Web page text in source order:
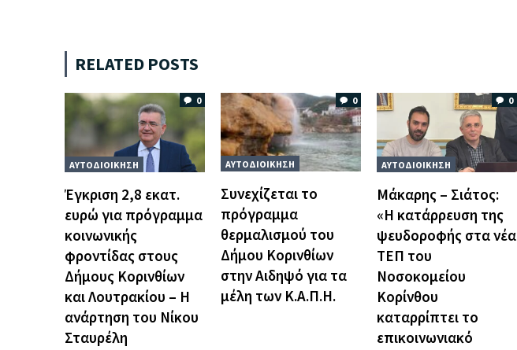
RELATED POSTS
0
ΑΥΤΟΔΙΟΙΚΗΣΗ
Έγκριση 2,8 εκατ.
ευρώ για πρόγραμμα
κοινωνικής
φροντίδας στους
Δήμους Κορινθίων
και Λουτρακίου – Η
ανάρτηση του Νίκου
Σταυρέλη
0
ΑΥΤΟΔΙΟΙΚΗΣΗ
Συνεχίζεται το
πρόγραμμα
θερμαλισμού του
Δήμου Κορινθίων
στην Αιδηψό για τα
μέλη των Κ.Α.Π.Η.
0
ΑΥΤΟΔΙΟΙΚΗΣΗ
Μάκαρης – Σιάτος:
«Η κατάρρευση της
ψευδοροφής στα νέα
ΤΕΠ του
Νοσοκομείου
Κορίνθου
καταρρίπτει το
επικοινωνιακό